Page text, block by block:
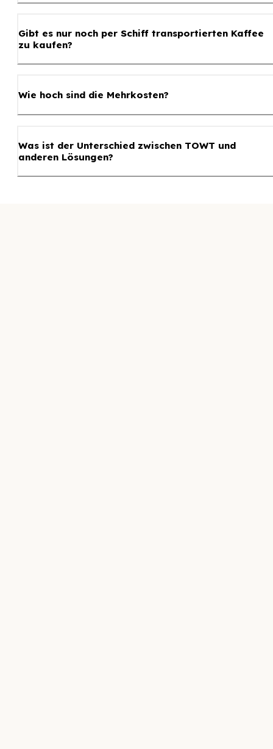
Gibt es nur noch per Schiff transportierten Kaffee
zu kaufen?
Wie hoch sind die Mehrkosten?
Was ist der Unterschied zwischen TOWT und
anderen Lösungen?